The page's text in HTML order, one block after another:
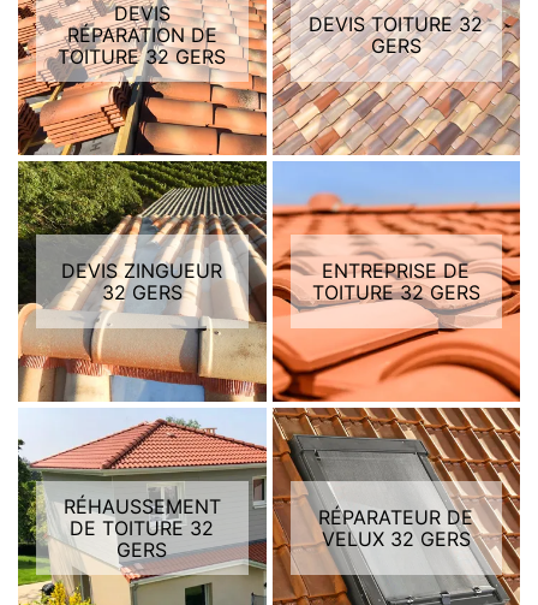
DEVIS
RÉPARATION DE
TOITURE 32 GERS
DEVIS TOITURE 32
GERS
DEVIS ZINGUEUR
32 GERS
ENTREPRISE DE
TOITURE 32 GERS
RÉHAUSSEMENT
DE TOITURE 32
GERS
RÉPARATEUR DE
VELUX 32 GERS